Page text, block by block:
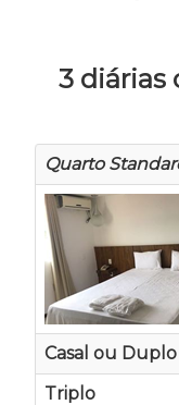
3 diárias
Quarto
Casal ou Duplo
Triplo